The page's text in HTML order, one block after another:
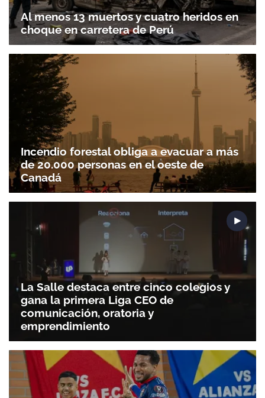
Al menos 13 muertos y cuatro heridos en
choque en carretera de Perú
Incendio forestal obliga a evacuar a más
de 20.000 personas en el oeste de
Canadá
La Salle destaca entre cinco colegios y
gana la primera Liga CEO de
comunicación, oratoria y
emprendimiento